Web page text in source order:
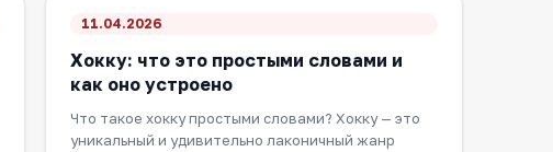
11.04.2026
Хокку: что это простыми словами и
как оно устроено
Что такое хокку простыми словами? Хокку — это
уникальный и удивительно лаконичный жанр